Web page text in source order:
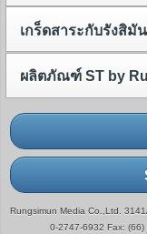
เกร็ดสาระกับรังสิมั
ผลิตภัณฑ์ ST by
Rungsimun Media Co.,Ltd.
0-2747-6932 Fax: